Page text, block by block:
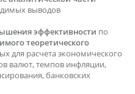
выводов
эффективности по
теоретического
для расчета экономического
валют, темпов инфляции,
банковских